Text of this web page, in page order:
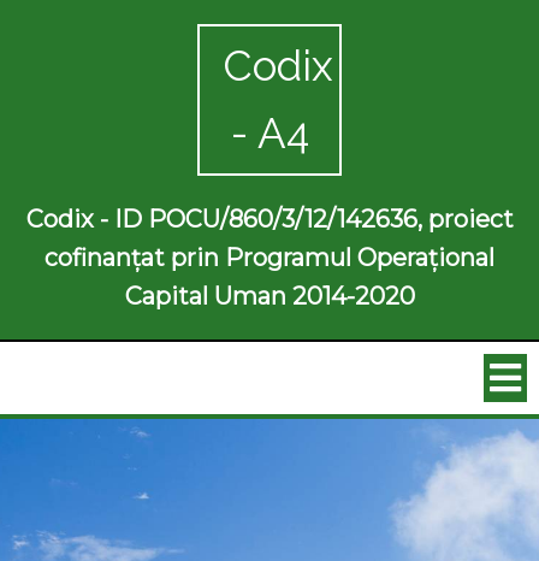
Codix
- A4
Codix - ID POCU/860/3/12/142636, proiect
cofinanțat prin Programul Operațional
Capital Uman 2014-2020